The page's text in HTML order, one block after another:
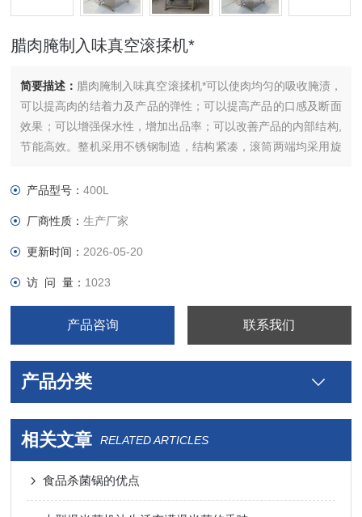
腊肉腌制入味真空滚揉机*
简要描述： 腊肉腌制入味真空滚揉机*可以使肉均匀的吸收腌渍，
可以提高肉的结着力及产品的弹性；可以提高产品的口感及断面
效果；可以增强保水性，增加出品率；可以改善产品的内部结构,
节能高效。整机采用不锈钢制造，结构紧凑，滚筒两端均采用旋
均匀，噪音小，性能可靠，操作简便，使用效率更高。
产品型号：400L
厂商性质：生产厂家
更新时间： 2026-05-20
访 问 量： 1023
产品咨询 联系我们
产品分类
相关文章 RELATED ARTICLES
食品杀菌锅的优点